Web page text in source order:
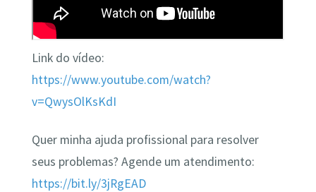
Link do vídeo:
https://www.youtube.com/watch?
v=QwysOlKsKdI
Quer minha ajuda profissional para resolver
seus problemas? Agende um atendimento:
https://bit.ly/3jRgEAD